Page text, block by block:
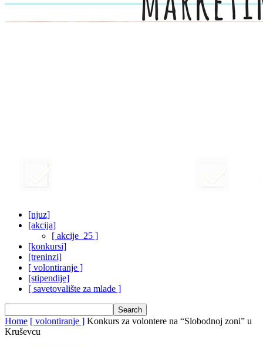
[njuz]
[akcija]
[ akcije_25 ]
[konkursi]
[treninzi]
[ volontiranje ]
[stipendije]
[ savetovalište za mlade ]
Home [ volontiranje ] Konkurs za volontere na “Slobodnoj zoni” u
Kruševcu